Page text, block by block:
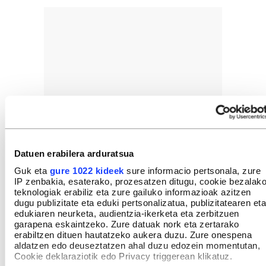
Datuen erabilera arduratsua
Guk eta gure 1022 kideek sure informacio pertsonala, zure
IP zenbakia, esaterako, prozesatzen ditugu, cookie bezalako
teknologiak erabiliz eta zure gailuko informazioak azitzen
dugu publizitate eta eduki pertsonalizatua, publizitatearen eta
edukiaren neurketa, audientzia-ikerketa eta zerbitzuen
garapena eskaintzeko. Zure datuak nork eta zertarako
erabiltzen dituen hautatzeko aukera duzu. Zure onespena
aldatzen edo deuseztatzen ahal duzu edozein momentutan,
Cookie deklaraziotik edo Privacy triggerean klikatuz.